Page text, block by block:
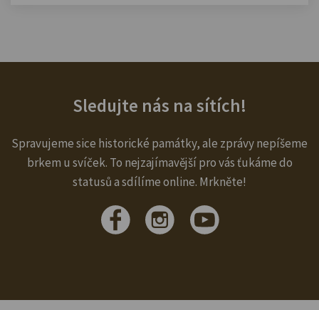
Sledujte nás na sítích!
Spravujeme sice historické památky, ale zprávy nepíšeme
brkem u svíček. To nejzajímavější pro vás ťukáme do
statusů a sdílíme online. Mrkněte!